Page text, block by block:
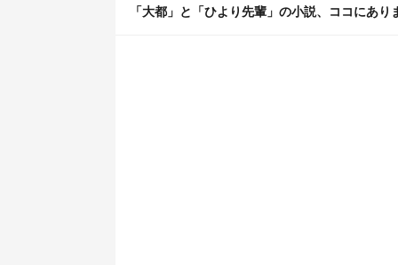
「大都」と「ひより先輩」の小説、ココにあり